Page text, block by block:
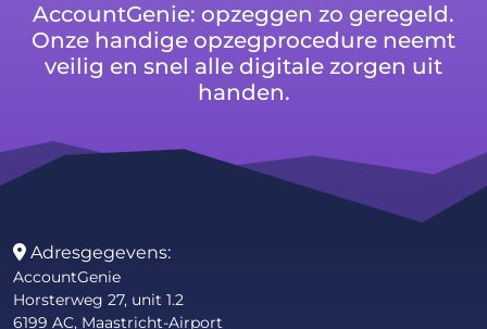
AccountGenie: opzeggen zo geregeld.
Onze handige opzegprocedure neemt
veilig en snel alle digitale zorgen uit
handen.
Adresgegevens:
AccountGenie
Horsterweg 27, unit 1.2
6199 AC, Maastricht-Airport